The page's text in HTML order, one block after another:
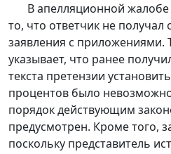
В апелляционной жалобе
то, что ответчик не получал
заявления с приложениями.
указывает, что ранее
текста претензии
процентов было
порядок действующим
предусмотрен. Кроме того,
поскольку представитель